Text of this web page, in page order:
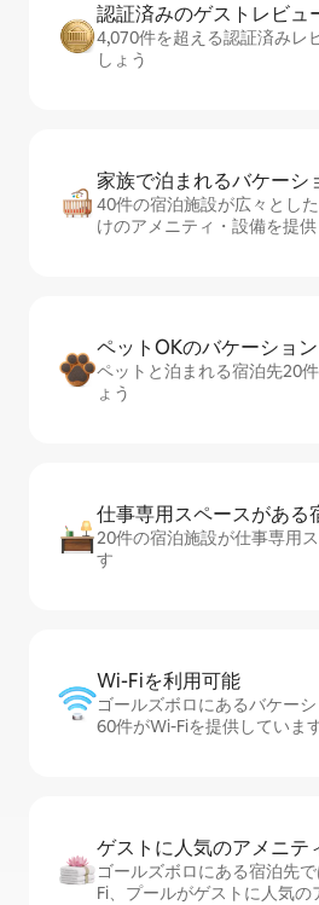
認証済みのゲ⁠ス⁠ト⁠レ⁠ビ⁠ュ⁠
4,070件を超える認証済みレ
しょう
家族で泊まれるバ⁠ケ⁠ー⁠シ⁠
40件の宿泊施設が広々とし
けのアメニティ・設備を提
ペットOKのバ⁠ケ⁠ー⁠シ⁠ョ⁠
ペットと泊まれる宿泊先20
ょう
仕事専用ス⁠ペ⁠ー⁠スがあ⁠る
20件の宿泊施設が仕事専用
す
Wi-Fiを利⁠用⁠可⁠能
ゴールズボロにあるバケー
60件がWi-Fiを提供していま
ゲストに人⁠気⁠のア⁠メ⁠ニ⁠テ⁠
ゴールズボロにある宿泊先
Fi、プールがゲストに人気